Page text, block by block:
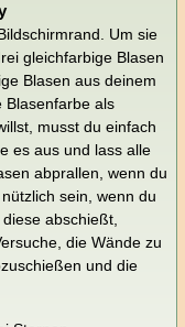
Um sie
gleichfarbige Blasen
Blasen aus deinem
Blasenfarbe als
musst du einfach
es aus und lass alle
abprallen, wenn du
sein, wenn du
abschießt,
die Wände zu
und die